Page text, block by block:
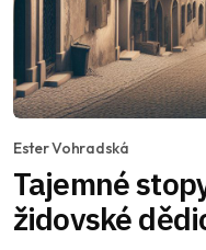
Ester Vohradská
Tajemné
židovské